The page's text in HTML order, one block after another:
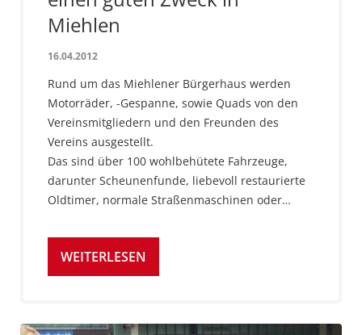
Miehlen
16.04.2012
Rund um das Miehlener Bürgerhaus werden
Motorräder, -Gespanne, sowie Quads von den
Vereinsmitgliedern und den Freunden des
Vereins ausgestellt.
Das sind über 100 wohlbehütete Fahrzeuge,
darunter Scheunenfunde, liebevoll restaurierte
Oldtimer, normale Straßenmaschinen oder…
WEITERLESEN